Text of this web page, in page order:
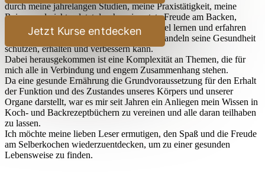
Jetzt Kurse entdecken
durch meine jahrelangen Studien, meine Praxistätigkeit, meine
Reisen und nicht zuletzt durch meine stete Freude am Backen,
Kochen und Ausprobieren habe ich sehr viel lernen und erfahren
dürfen, wie der Mensch durch bewußtes Handeln seine Gesundheit
schützen, erhalten und verbessern kann.
Dabei herausgekommen ist eine Komplexität an Themen, die für
mich alle in Verbindung und engem Zusammenhang stehen.
Da eine gesunde Ernährung die Grundvoraussetzung für den Erhalt
der Funktion und des Zustandes unseres Körpers und unserer
Organe darstellt, war es mir seit Jahren ein Anliegen mein Wissen in
Koch- und Backrezeptbüchern zu vereinen und alle daran teilhaben
zu lassen.
Ich möchte meine lieben Leser ermutigen, den Spaß und die Freude
am Selberkochen wiederzuentdecken, um zu einer gesunden
Lebensweise zu finden.